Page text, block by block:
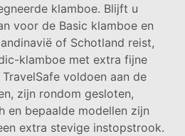
klamboe. Blijft u
voor de Basic klamboe en
of Schotland reist,
klamboe met extra fijne
voldoen aan de
zijn rondom gesloten,
en bepaalde modellen zijn
extra stevige instopstrook.